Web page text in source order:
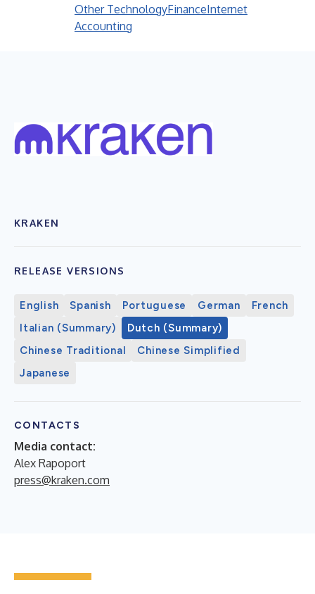
Other TechnologyFinanceInternet
Accounting
KRAKEN
RELEASE VERSIONS
English Spanish Portuguese German
French
Italian (Summary)
Dutch (Summary)
Chinese Traditional
Chinese Simplified
Japanese
CONTACTS
Media contact:
Alex Rapoport
press@kraken.com